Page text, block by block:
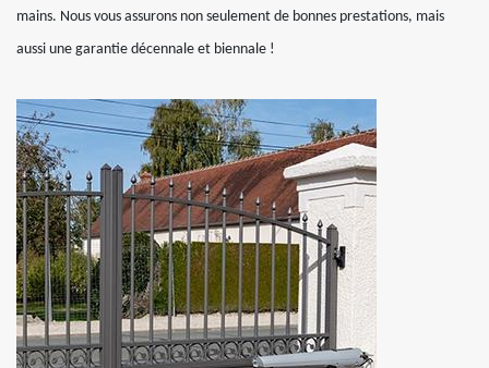
mains. Nous vous assurons non seulement de bonnes prestations, mais
aussi une garantie décennale et biennale !